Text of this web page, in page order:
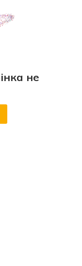
не